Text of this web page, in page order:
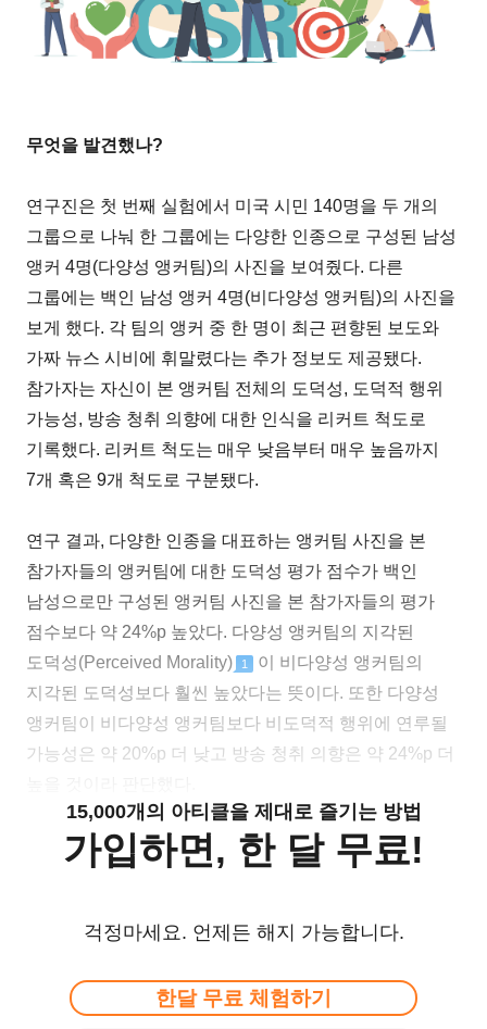
무엇을 발견했나?
연구진은 첫 번째 실험에서 미국 시민 140명을 두 개의
그룹으로 나눠 한 그룹에는 다양한 인종으로 구성된 남성
앵커 4명(다양성 앵커팀)의 사진을 보여줬다. 다른
그룹에는 백인 남성 앵커 4명(비다양성 앵커팀)의 사진을
보게 했다. 각 팀의 앵커 중 한 명이 최근 편향된 보도와
가짜 뉴스 시비에 휘말렸다는 추가 정보도 제공됐다.
참가자는 자신이 본 앵커팀 전체의 도덕성, 도덕적 행위
가능성, 방송 청취 의향에 대한 인식을 리커트 척도로
기록했다. 리커트 척도는 매우 낮음부터 매우 높음까지
7개 혹은 9개 척도로 구분됐다.
연구 결과, 다양한 인종을 대표하는 앵커팀 사진을 본
참가자들의 앵커팀에 대한 도덕성 평가 점수가 백인
남성으로만 구성된 앵커팀 사진을 본 참가자들의 평가
점수보다 약 24%p 높았다. 다양성 앵커팀의 지각된
도덕성(Perceived Morality)
1
이 비다양성 앵커팀의
지각된 도덕성보다 훨씬 높았다는 뜻이다. 또한 다양성
앵커팀이 비다양성 앵커팀보다 비도덕적 행위에 연루될
가능성은 약 20%p 더 낮고 방송 청취 의향은 약 24%p 더
15,000개의 아티클을 제대로 즐기는 방법
가입하면, 한 달 무료!
걱정마세요. 언제든 해지 가능합니다.
한달 무료 체험하기